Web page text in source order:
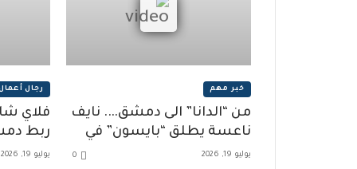
خبر مهم
من “الدانا” الى دمشق…. نايف
ناعسة يطلق “بايسون” في
يوليو 19, 2026 0
رجال
فلاي
ربط
يوليو 19, 2026